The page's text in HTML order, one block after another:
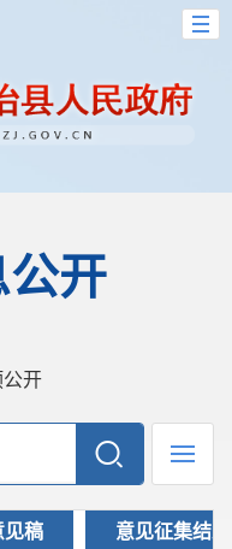
开
公开
见稿 意见征集结果